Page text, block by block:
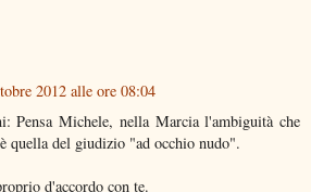
2012 alle ore 08:04
Pensa Michele, nella Marcia l'ambiguità che
quella del giudizio "ad occhio nudo".
d'accordo con te.